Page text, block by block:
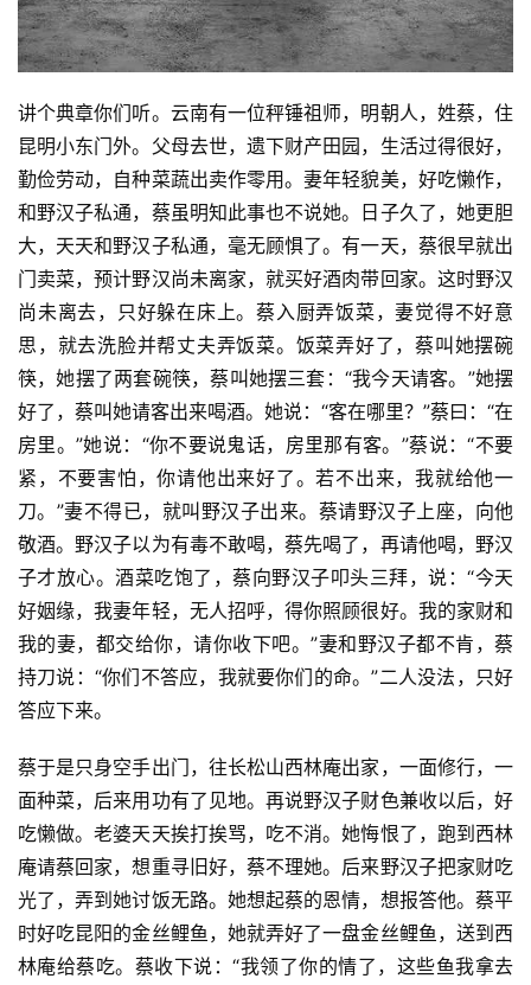
心
菩
提
专
题
公
益
慈
善
佛
教
人
物
寺
院
巡
礼
视
频
纪
录
佛
教
登录 注册
讲个典章你们听。云南有一位秤锤祖师，明朝人，姓蔡，住
昆明小东门外。父母去世，遗下财产田园，生活过得很好，
勤俭劳动，自种菜蔬出卖作零用。妻年轻貌美，好吃懒作，
和野汉子私通，蔡虽明知此事也不说她。日子久了，她更胆
大，天天和野汉子私通，毫无顾惧了。有一天，蔡很早就出
门卖菜，预计野汉尚未离家，就买好酒肉带回家。这时野汉
尚未离去，只好躲在床上。蔡入厨弄饭菜，妻觉得不好意
思，就去洗脸并帮丈夫弄饭菜。饭菜弄好了，蔡叫她摆碗
筷，她摆了两套碗筷，蔡叫她摆三套：“我今天请客。”她摆
好了，蔡叫她请客出来喝酒。她说：“客在哪里？”蔡曰：“在
房里。”她说：“你不要说鬼话，房里那有客。”蔡说：“不要
紧，不要害怕，你请他出来好了。若不出来，我就给他一
刀。”妻不得已，就叫野汉子出来。蔡请野汉子上座，向他
敬酒。野汉子以为有毒不敢喝，蔡先喝了，再请他喝，野汉
子才放心。酒菜吃饱了，蔡向野汉子叩头三拜，说：“今天
好姻缘，我妻年轻，无人招呼，得你照顾很好。我的家财和
我的妻，都交给你，请你收下吧。”妻和野汉子都不肯，蔡
持刀说：“你们不答应，我就要你们的命。”二人没法，只好
答应下来。
蔡于是只身空手出门，往长松山西林庵出家，一面修行，一
面种菜，后来用功有了见地。再说野汉子财色兼收以后，好
吃懒做。老婆天天挨打挨骂，吃不消。她悔恨了，跑到西林
庵请蔡回家，想重寻旧好，蔡不理她。后来野汉子把家财吃
光了，弄到她讨饭无路。她想起蔡的恩情，想报答他。蔡平
时好吃昆阳的金丝鲤鱼，她就弄好了一盘金丝鲤鱼，送到西
林庵给蔡吃。蔡收下说：“我领了你的情了，这些鱼我拿去